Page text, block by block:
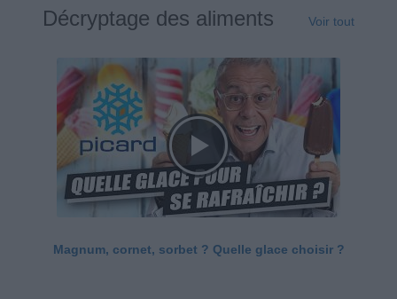
Décryptage des aliments Voir tout
Magnum, cornet, sorbet ? Quelle glace choisir ?